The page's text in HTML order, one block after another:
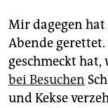
Mir dagegen
Abende gerettet.
geschmeckt hat,
bei Besuchen
und Kekse